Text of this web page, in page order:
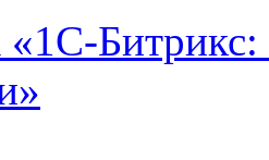
«1С-